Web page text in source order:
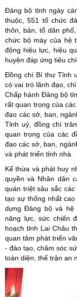
Đảng bộ tỉnh ngày
thuộc, 551 tổ chức
thôn, bản, tổ dân
chức bộ máy của hệ
động hiệu lực, hiệu
huyện đáp ứng tiêu
Đồng chí Bí thư Tỉnh
có vai trò lãnh đạo,
Chấp hành Đảng bộ
rất quan trọng của
đạo các sở, ban,
Tỉnh uỷ, đồng chí
quan trọng của các
đạo các sở, ban,
và phát triển tỉnh nhà.
Kế thừa và phát huy
quyền và Nhân dân
quán triệt sâu sắc
tạo sự thống nhất
dựng Đảng bộ và hệ
năng lực, sức chiến
hoạch tỉnh Lai Châu
quan tâm phát triển
- đào tạo, chăm sóc
toàn diện, thế trận an